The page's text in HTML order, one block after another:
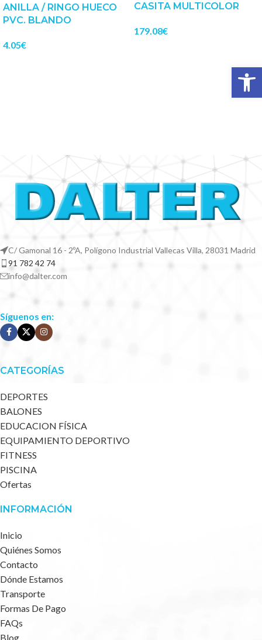
ANILLA / RINGO HUECO
PVC. BLANDO
4.05€
CASITA MULTICOLOR
179.08€
C/ Gamonal 16 - 2ºA, Polígono Industrial Vallecas Villa, 28031 Madrid
91 782 42 74
info@dalter.com
Síguenos en:
CATEGORÍAS
DEPORTES
BALONES
EDUCACION FÍSICA
EQUIPAMIENTO DEPORTIVO
FITNESS
PISCINA
Ofertas
INFORMACIÓN
Inicio
Quiénes Somos
Contacto
Dónde Estamos
Transporte
Formas De Pago
FAQs
Blog
Abrir